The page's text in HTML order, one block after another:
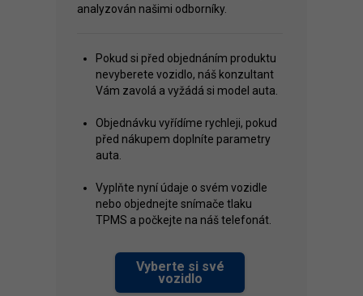
analyzován našimi odborníky.
Pokud si před objednáním produktu
nevyberete vozidlo, náš konzultant
Vám zavolá a vyžádá si model auta.
Objednávku vyřídíme rychleji, pokud
před nákupem doplníte parametry
auta.
Vyplňte nyní údaje o svém vozidle
nebo objednejte snímače tlaku
TPMS a počkejte na náš telefonát.
Vyberte si své
vozidlo